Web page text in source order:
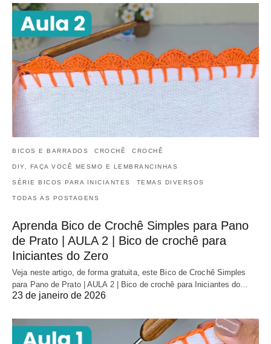
BICOS E BARRADOS CROCHÊ CROCHÊ
DIY, FAÇA VOCÊ MESMO E LEMBRANCINHAS
SÉRIE BICOS PARA INICIANTES TEMAS DIVERSOS
TODAS AS POSTAGENS
Aprenda Bico de Crochê Simples para Pano
de Prato | AULA 2 | Bico de crochê para
Iniciantes do Zero
Veja neste artigo, de forma gratuita, este Bico de Crochê Simples
para Pano de Prato | AULA 2 | Bico de crochê para Iniciantes do…
23 de janeiro de 2026